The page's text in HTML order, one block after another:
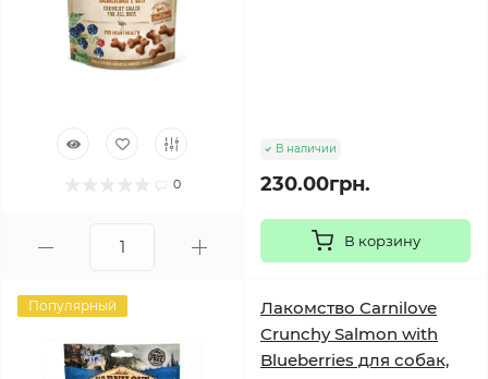
0
В наличии
230.00грн.
В корзину
Популярный
Лакомство Carnilove
Crunchy Salmon with
Blueberries для собак,